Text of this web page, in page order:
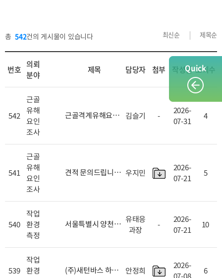
총542건의 게시물이 있습니다 최신순 제목순
번호 의뢰
분야
제목 담당자 첨부 작성일 조회수
542
근골
유해
요인
조사
근골격계유해요인
김슬기 -
2026-
07-31
4
541
근골
유해
요인
조사
견적 문의드립니다. 우지민
2026-
07-21
5
540
작업
환경
측정
서울특별시 양천구
복지관 본관, 별관,
사 작업환경측정에
유태응
과장
-
2026-
07-21
10
539
작업
환경
(주)새턴바스 하반
안정희
2026-
6
Quick